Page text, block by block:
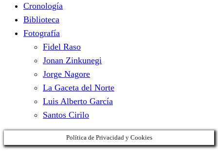
Cronología
Biblioteca
Fotografía
Fidel Raso
Jonan Zinkunegi
Jorge Nagore
La Gaceta del Norte
Luis Alberto García
Santos Cirilo
Política de Privacidad y Cookies